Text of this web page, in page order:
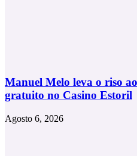
Manuel Melo leva o riso
gratuito no Casino Estoril
Agosto 6, 2026